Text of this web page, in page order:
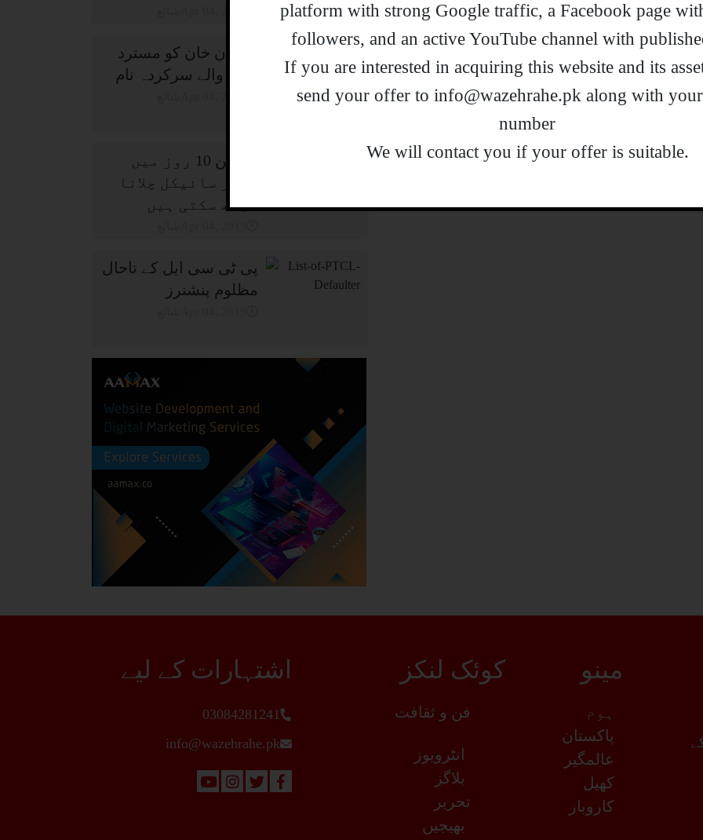
کی تربیت حاصل کر چکی ہیں۔
Previous 1 2
عمران خان کو مسترد
کرنے والے سرکردہ نام
خواتین 10 روز میں
موٹر سائیکل چلانا
سیکھ سکتی ہیں
پی ٹی سی ایل کے تاحال
مظلوم پنشنرز
مینو
ہوم
پاکستان
عالمگیر
کھیل
کاروبار
کوئک لنکز
فن و ثقافت
انٹرویوز
بلاگز
تحریر
بھیجیں
اشتہارات کے لیے
03084281241
info@wazehrahe.pk
platform with strong Google traffic, a Facebook page
followers, and an active YouTube channel with
.If you are interested in acquiring this website and its
send your offer to info@wazehrahe.pk along with
number
.We will contact you if your offer is suitable